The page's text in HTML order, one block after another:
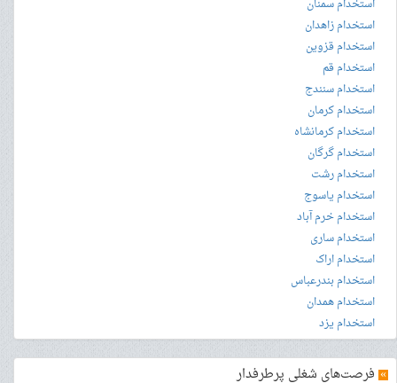
استخدام سمنان
استخدام زاهدان
استخدام قزوین
استخدام قم
استخدام سنندج
استخدام کرمان
استخدام کرمانشاه
استخدام گرگان
استخدام رشت
استخدام یاسوج
استخدام خرم آباد
استخدام ساری
استخدام اراک
استخدام بندرعباس
استخدام همدان
استخدام یزد
» فرصت‌های شغلی پرطرفدار